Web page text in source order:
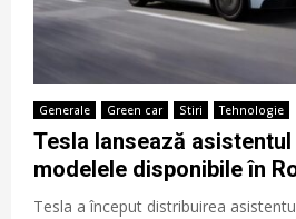
Generale Green car Stiri Tehnologie
Tesla lansează
modelele disponibile în
Tesla a început distribuirea